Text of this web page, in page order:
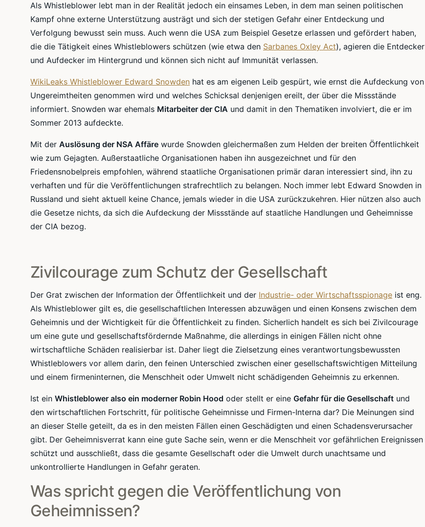
Als Whistleblower lebt man in der Realität jedoch ein einsames Leben, in dem man seinen politischen
Kampf ohne externe Unterstützung austrägt und sich der stetigen Gefahr einer Entdeckung und
Verfolgung bewusst sein muss. Auch wenn die USA zum Beispiel Gesetze erlassen und gefördert haben,
die die Tätigkeit eines Whistleblowers schützen (wie etwa den Sarbanes Oxley Act), agieren die Entdecker
und Aufdecker im Hintergrund und können sich nicht auf Immunität verlassen.
WikiLeaks Whistleblower Edward Snowden hat es am eigenen Leib gespürt, wie ernst die Aufdeckung von
Ungereimtheiten genommen wird und welches Schicksal denjenigen ereilt, der über die Missstände
informiert. Snowden war ehemals Mitarbeiter der CIA und damit in den Thematiken involviert, die er im
Sommer 2013 aufdeckte.
Mit der Auslösung der NSA Affäre wurde Snowden gleichermaßen zum Helden der breiten Öffentlichkeit
wie zum Gejagten. Außerstaatliche Organisationen haben ihn ausgezeichnet und für den
Friedensnobelpreis empfohlen, während staatliche Organisationen primär daran interessiert sind, ihn zu
verhaften und für die Veröffentlichungen strafrechtlich zu belangen. Noch immer lebt Edward Snowden in
Russland und sieht aktuell keine Chance, jemals wieder in die USA zurückzukehren. Hier nützen also auch
die Gesetze nichts, da sich die Aufdeckung der Missstände auf staatliche Handlungen und Geheimnisse
der CIA bezog.
Zivilcourage zum Schutz der Gesellschaft
Der Grat zwischen der Information der Öffentlichkeit und der Industrie- oder Wirtschaftsspionage ist eng.
Als Whistleblower gilt es, die gesellschaftlichen Interessen abzuwägen und einen Konsens zwischen dem
Geheimnis und der Wichtigkeit für die Öffentlichkeit zu finden. Sicherlich handelt es sich bei Zivilcourage
um eine gute und gesellschaftsfördernde Maßnahme, die allerdings in einigen Fällen nicht ohne
wirtschaftliche Schäden realisierbar ist. Daher liegt die Zielsetzung eines verantwortungsbewussten
Whistleblowers vor allem darin, den feinen Unterschied zwischen einer gesellschaftswichtigen Mitteilung
und einem firmeninternen, die Menschheit oder Umwelt nicht schädigenden Geheimnis zu erkennen.
Ist ein Whistleblower also ein moderner Robin Hood oder stellt er eine Gefahr für die Gesellschaft und
den wirtschaftlichen Fortschritt, für politische Geheimnisse und Firmen-Interna dar? Die Meinungen sind
an dieser Stelle geteilt, da es in den meisten Fällen einen Geschädigten und einen Schadensverursacher
gibt. Der Geheimnisverrat kann eine gute Sache sein, wenn er die Menschheit vor gefährlichen Ereignissen
schützt und ausschließt, dass die gesamte Gesellschaft oder die Umwelt durch unachtsame und
unkontrollierte Handlungen in Gefahr geraten.
Was spricht gegen die Veröffentlichung von
Geheimnissen?